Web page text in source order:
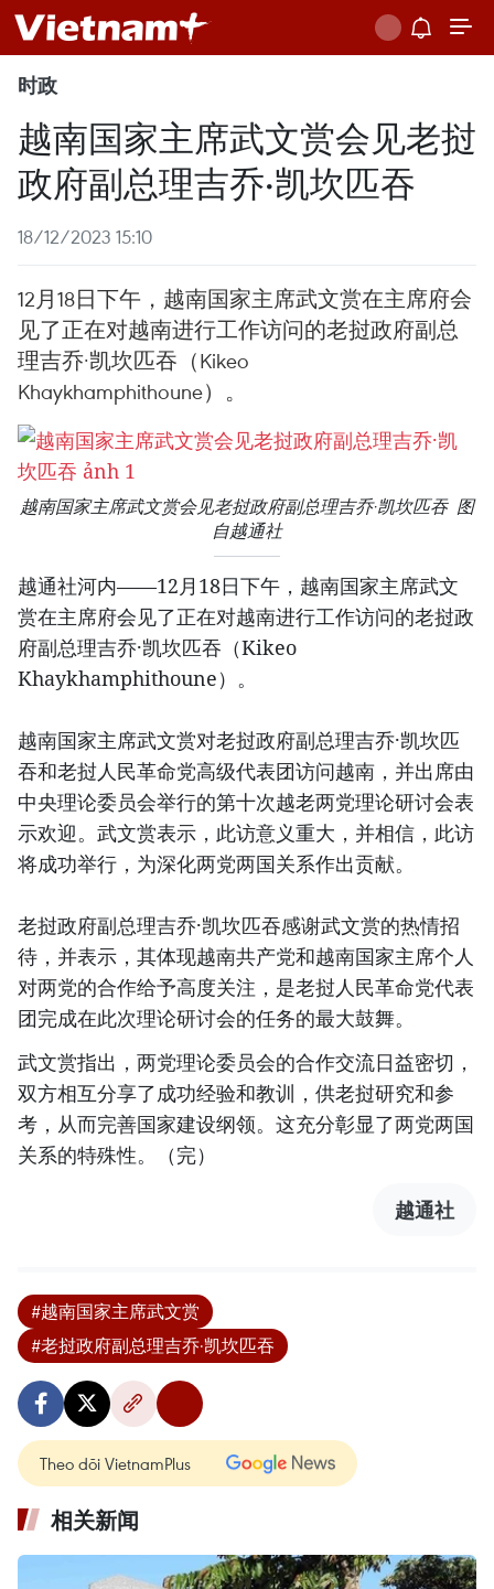
时政
越南国家主席武文赏会见老挝
政府副总理吉乔·凯坎匹吞
18/12/2023 15:10
12月18日下午，越南国家主席武文赏在主席府会
见了正在对越南进行工作访问的老挝政府副总
理吉乔·凯坎匹吞（Kikeo
Khaykhamphithoune）。
越南国家主席武文赏会见老挝政府副总理吉乔·凯坎匹吞 图
自越通社
越通社河内——12月18日下午，越南国家主席武文
赏在主席府会见了正在对越南进行工作访问的老挝政
府副总理吉乔·凯坎匹吞（Kikeo
Khaykhamphithoune）。
越南国家主席武文赏对老挝政府副总理吉乔·凯坎匹
吞和老挝人民革命党高级代表团访问越南，并出席由
中央理论委员会举行的第十次越老两党理论研讨会表
示欢迎。武文赏表示，此访意义重大，并相信，此访
将成功举行，为深化两党两国关系作出贡献。
老挝政府副总理吉乔·凯坎匹吞感谢武文赏的热情招
待，并表示，其体现越南共产党和越南国家主席个人
对两党的合作给予高度关注，是老挝人民革命党代表
团完成在此次理论研讨会的任务的最大鼓舞。
武文赏指出，两党理论委员会的合作交流日益密切，
双方相互分享了成功经验和教训，供老挝研究和参
考，从而完善国家建设纲领。这充分彰显了两党两国
关系的特殊性。（完）
越通社
#越南国家主席武文赏
#老挝政府副总理吉乔·凯坎匹吞
Theo dõi VietnamPlus
相关新闻